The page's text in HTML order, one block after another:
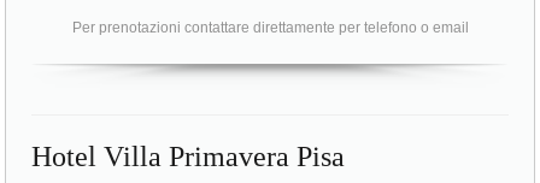
Per prenotazioni contattare direttamente per telefono o email
Hotel Villa Primavera Pisa